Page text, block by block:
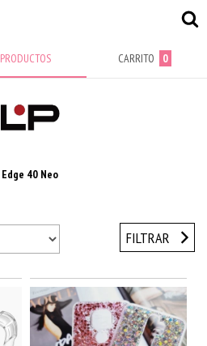
PRODUCTOS CARRITO 0
Edge 40 Neo
FILTRAR